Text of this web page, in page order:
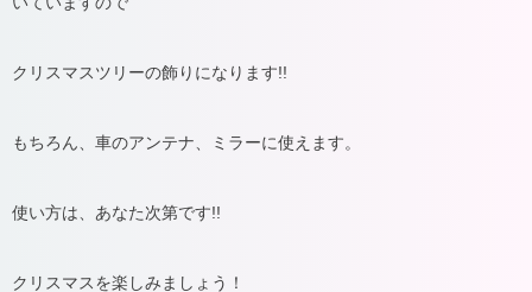
クリスマスツリーの飾りになります!!
もちろん、車のアンテナ、ミラーに使えます。
使い方は、あなた次第です!!
クリスマスを楽しみましょう！